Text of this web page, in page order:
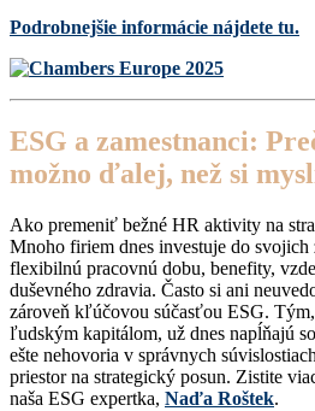
Podrobnejšie informácie nájdete tu.
ESG a zamestnanci:
možno ďalej, než si
Ako premeniť bežné HR aktivity na
Mnoho firiem dnes investuje do svojich
flexibilnú pracovnú dobu, benefity,
duševného zdravia. Často si ani
zároveň kľúčovou súčasťou ESG.
ľudským kapitálom, už dnes napĺňajú
ešte nehovoria v správnych
priestor na strategický posun. Zistite
naša ESG expertka, Naďa Roštek.